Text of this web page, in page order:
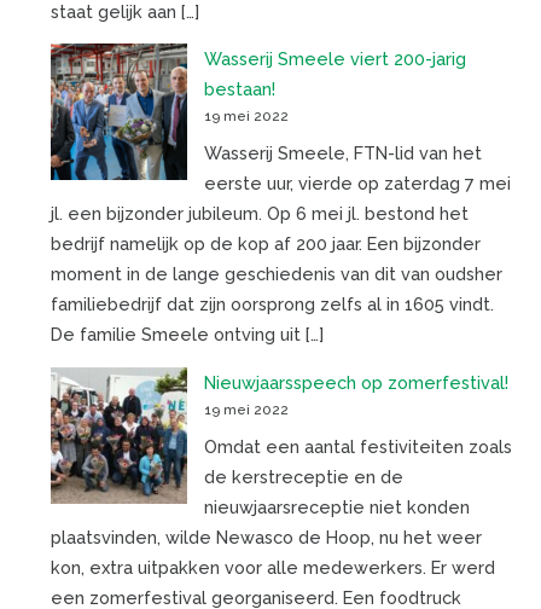
staat gelijk aan […]
Wasserij Smeele viert 200-jarig
bestaan!
19 mei 2022
Wasserij Smeele, FTN-lid van het
eerste uur, vierde op zaterdag 7 mei
jl. een bijzonder jubileum. Op 6 mei jl. bestond het
bedrijf namelijk op de kop af 200 jaar. Een bijzonder
moment in de lange geschiedenis van dit van oudsher
familiebedrijf dat zijn oorsprong zelfs al in 1605 vindt.
De familie Smeele ontving uit […]
Nieuwjaarsspeech op zomerfestival!
19 mei 2022
Omdat een aantal festiviteiten zoals
de kerstreceptie en de
nieuwjaarsreceptie niet konden
plaatsvinden, wilde Newasco de Hoop, nu het weer
kon, extra uitpakken voor alle medewerkers. Er werd
een zomerfestival georganiseerd. Een foodtruck